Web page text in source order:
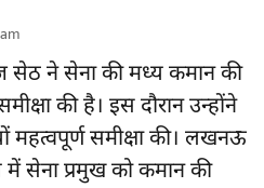
सेठ ने सेना की मध्य कमान की
की है। इस दौरान उन्होंने
महत्वपूर्ण समीक्षा की। लखनऊ
सेना प्रमुख को कमान की